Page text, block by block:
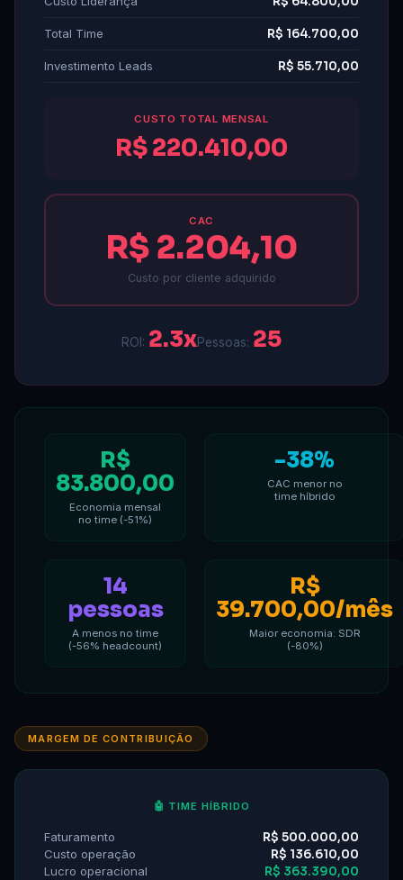
Total Time R$ 164.700,00
Investimento Leads R$ 55.710,00
CUSTO TOTAL MENSAL
R$ 220.410,00
CAC
R$ 2.204,10
Custo por cliente adquirido
ROI: 2.3xPessoas: 25
R$
83.800,00
Economia mensal
no time (-51%)
-38%
CAC menor no
time híbrido
14
pessoas
A menos no time
(-56% headcount)
R$
39.700,00/mês
Maior economia: SDR
(-80%)
MARGEM DE CONTRIBUIÇÃO
🤖 TIME HÍBRIDO
Faturamento R$ 500.000,00
Custo operação R$ 136.610,00
Lucro operacional R$ 363.390,00